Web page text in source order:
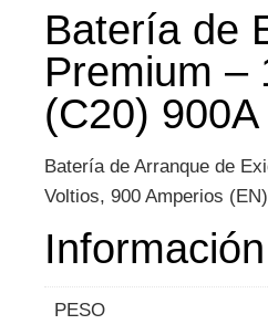
Batería de
Premium –
(C20)
Batería de Arranque de
Voltios, 900 Amperios
PESO